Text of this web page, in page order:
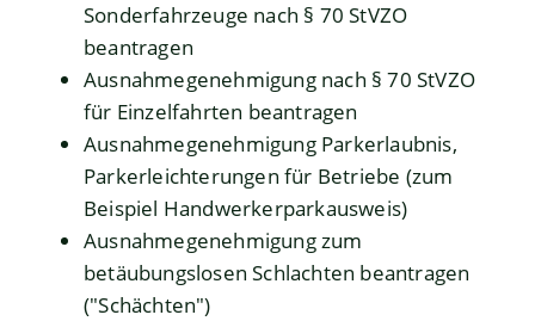
Sonderfahrzeuge nach § 70 StVZO
beantragen
Ausnahmegenehmigung nach § 70 StVZO
für Einzelfahrten beantragen
Ausnahmegenehmigung Parkerlaubnis,
Parkerleichterungen für Betriebe (zum
Beispiel Handwerkerparkausweis)
Ausnahmegenehmigung zum
betäubungslosen Schlachten beantragen
("Schächten")